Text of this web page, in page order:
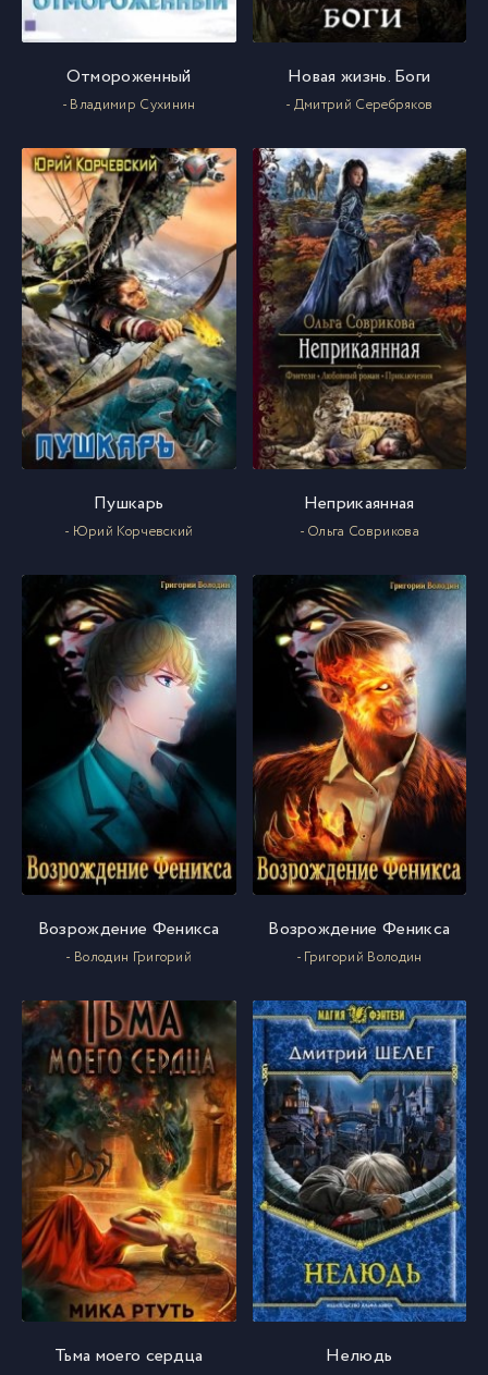
Отмороженный
- Владимир Сухинин
Новая жизнь. Боги
- Дмитрий Серебряков
Пушкарь
- Юрий Корчевский
Неприкаянная
- Ольга Соврикова
Возрождение Феникса
- Володин Григорий
Возрождение Феникса
- Григорий Володин
Тьма моего сердца Нелюдь